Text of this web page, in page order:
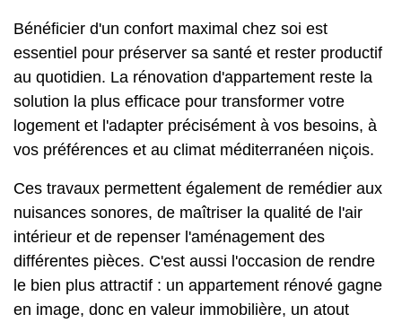
Bénéficier d'un confort maximal chez soi est
essentiel pour préserver sa santé et rester productif
au quotidien. La rénovation d'appartement reste la
solution la plus efficace pour transformer votre
logement et l'adapter précisément à vos besoins, à
vos préférences et au climat méditerranéen niçois.
Ces travaux permettent également de remédier aux
nuisances sonores, de maîtriser la qualité de l'air
intérieur et de repenser l'aménagement des
différentes pièces. C'est aussi l'occasion de rendre
le bien plus attractif : un appartement rénové gagne
en image, donc en valeur immobilière, un atout